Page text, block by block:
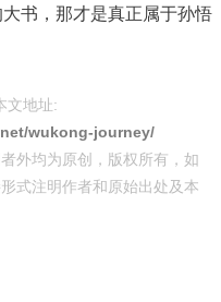
书，那才是真正属于孙悟
文地址:
wukong-journey/
外均为原创，版权所有，如
式注明作者和原始出处及本